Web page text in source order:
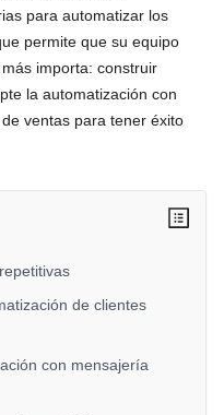
para automatizar los
permite que su equipo
importa: construir
la automatización con
ventas para tener éxito
de clientes
con mensajería